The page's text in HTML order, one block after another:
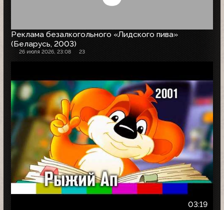
Реклама безалкогольного «Лидского пива»
(Беларусь, 2003)
26 июля 2026, 23:08 23
03:19